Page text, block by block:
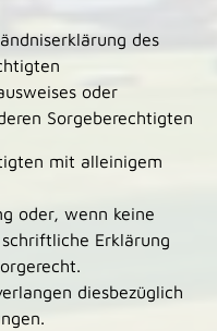
des
oder
Sorgeberechtigten
mit alleinigem
oder, wenn keine
Erklärung
diesbezüglich